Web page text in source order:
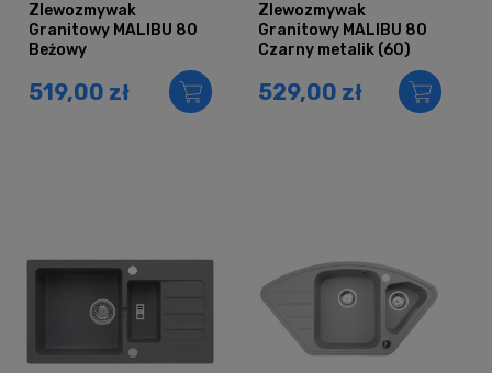
Zlewozmywak
Granitowy MALIBU 80
Beżowy
519,00 zł
Zlewozmywak
Granitowy MALIBU 80
Czarny metalik (60)
529,00 zł